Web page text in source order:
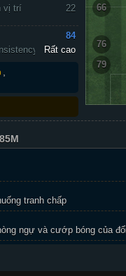
vị trí
22
84
Rất cao
66
76
79
tranh chấp
ngự và cướp bóng của